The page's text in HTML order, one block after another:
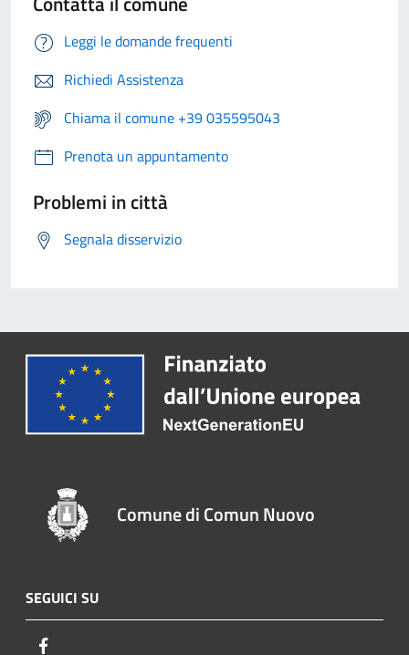
Leggi le domande frequenti
Richiedi Assistenza
Chiama il comune +39 035595043
Prenota un appuntamento
Problemi in città
Segnala disservizio
Comune di Comun Nuovo
SEGUICI SU